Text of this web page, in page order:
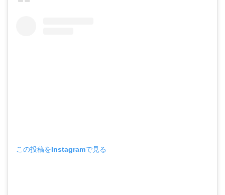
この投稿をInstagramで見る